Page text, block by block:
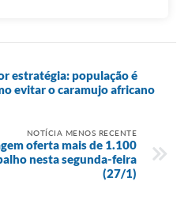
estratégia: população é
evitar o caramujo africano
NOTÍCIA MENOS RECENTE
oferta mais de 1.100
nesta segunda-feira
(27/1)